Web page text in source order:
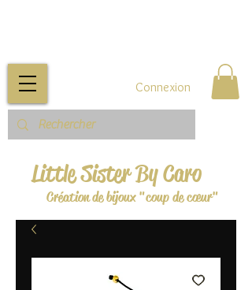
Little Sister By Caro
Création de bijoux "coup de cœur"
Connexion